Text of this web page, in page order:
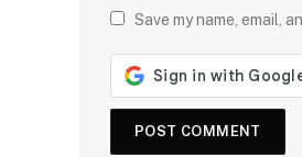
Save my name, email,